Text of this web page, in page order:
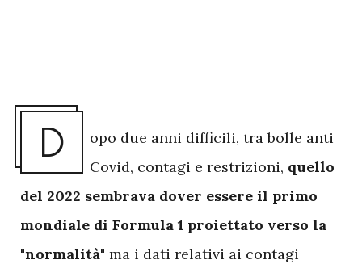
D
opo due anni difficili, tra bolle anti
Covid, contagi e restrizioni, quello
del 2022 sembrava dover essere il primo
mondiale di Formula 1 proiettato verso la
"normalità" ma i dati relativi ai contagi